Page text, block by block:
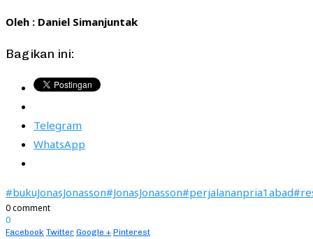
Oleh : Daniel Simanjuntak
Bagikan ini:
Telegram
WhatsApp
#bukuJonasJonasson#JonasJonasson#perjalananpria1abad
0 comment
0
Facebook Twitter Google + Pinterest